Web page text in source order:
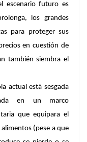
escenario futuro es
los grandes
para proteger sus
en cuestión de
también siembra el
actual está sesgada
en un marco
que equipara el
(pese a que